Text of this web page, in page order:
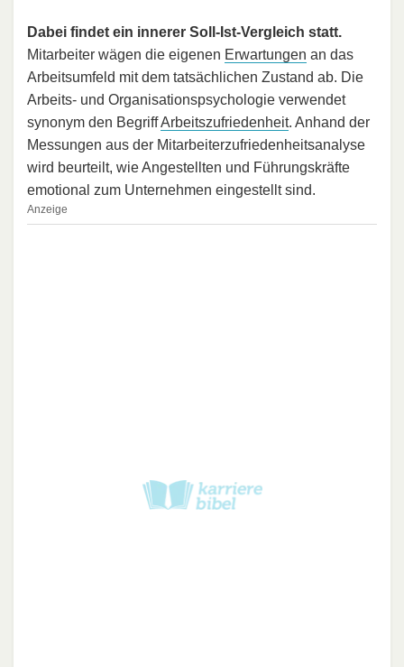
Dabei findet ein innerer Soll-Ist-Vergleich statt.
Mitarbeiter wägen die eigenen Erwartungen an das
Arbeitsumfeld mit dem tatsächlichen Zustand ab. Die
Arbeits- und Organisationspsychologie verwendet
synonym den BegriffArbeitszufriedenheit. Anhand der
Messungen aus der Mitarbeiterzufriedenheitsanalyse
wird beurteilt, wie Angestellten und Führungskräfte
emotional zum Unternehmen eingestellt sind.
Anzeige